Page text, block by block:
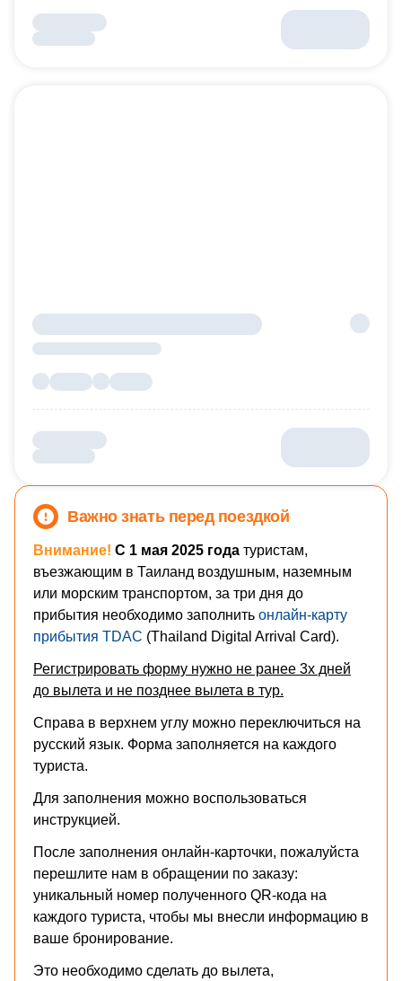
Важно знать перед поездкой
Внимание! С 1 мая 2025 года туристам,
въезжающим в Таиланд воздушным, наземным
или морским транспортом, за три дня до
прибытия необходимо заполнить онлайн-карту
прибытия TDAC (Thailand Digital Arrival Card).
Регистрировать форму нужно не ранее 3х дней
до вылета и не позднее вылета в тур.
Справа в верхнем углу можно переключиться на
русский язык. Форма заполняется на каждого
туриста.
Для заполнения можно воспользоваться
инструкцией.
После заполнения онлайн-карточки, пожалуйста
перешлите нам в обращении по заказу:
уникальный номер полученного QR-кода на
каждого туриста, чтобы мы внесли информацию в
ваше бронирование.
Это необходимо сделать до вылета,